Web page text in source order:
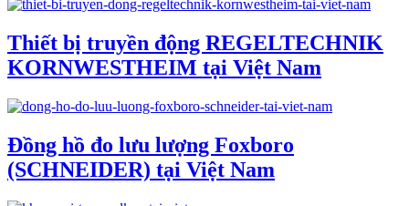
Thiết bị truyền động REGELTECHNIK
KORNWESTHEIM tại Việt Nam
Đồng hồ đo lưu lượng Foxboro
(SCHNEIDER) tại Việt Nam